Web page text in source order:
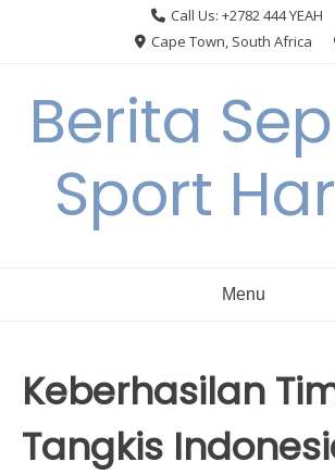
Call Us: +2782 444 YEAH
Cape Town, South Africa
Berita
Sport
Menu
Keberhasilan
Tangkis